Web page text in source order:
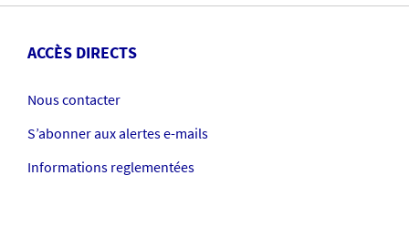
ACCÈS DIRECTS
Nous contacter
S’abonner aux alertes e-mails
Informations reglementées